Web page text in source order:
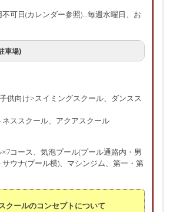
可日(カレンダー参照)…毎週水曜日、お
車場)
供向け>スイミングスクール、ダンスス
ススクール、アクアスクール
コース、気泡プール(プール通路内・男
ウナ(プール横)、マシンジム、第一・第
クールのコンセプトについて